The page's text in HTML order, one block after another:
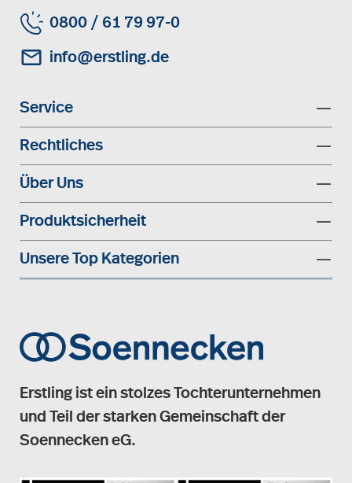
0800 / 61 79 97-0
info@erstling.de
Service
Rechtliches
Über Uns
Produktsicherheit
Unsere Top Kategorien
Erstling ist ein stolzes Tochterunternehmen
und Teil der starken Gemeinschaft der
Soennecken eG.